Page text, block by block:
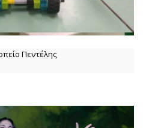
Πεντέλης